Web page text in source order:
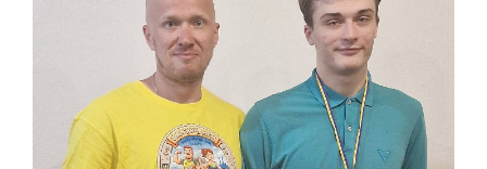
СТРИБКИ ТА МЕТАННЯ
НАСТІЛЬНИЙ
ВОДНІ ВИДИ
ПОЛО